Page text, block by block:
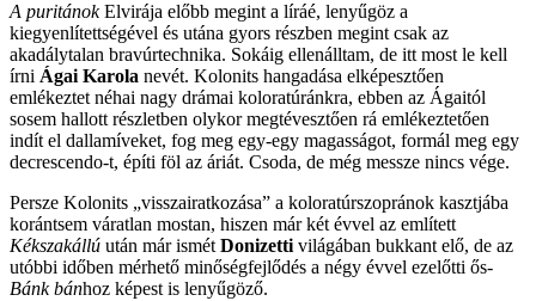
A puritánokElvirája előbb megint a líráé, lenyűgöz a
kiegyenlítettségével és utána gyors részben megint csak az
akadálytalan bravúrtechnika. Sokáig ellenálltam, de itt most le kell
írni Ágai Karola nevét. Kolonits hangadása elképesztően
emlékeztet néhai nagy drámai koloratúránkra, ebben az Ágaitól
sosem hallott részletben olykor megtévesztően rá emlékeztetően
indít el dallamíveket, fog meg egy-egy magasságot, formál meg egy
decrescendo-t, építi föl az áriát. Csoda, de még messze nincs vége.
Persze Kolonits „visszairatkozása” a koloratúrszopránok kasztjába
korántsem váratlan mostan, hiszen már két évvel az említett
Kékszakállú után már ismétDonizettivilágában bukkant elő, de az
utóbbi időben mérhető minőségfejlődés a négy évvel ezelőtti ős-
Bánk bánhoz képest is lenyűgöző.